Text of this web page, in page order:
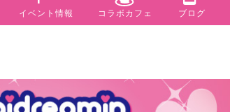
イベント情報 コラボカフェ ブログ